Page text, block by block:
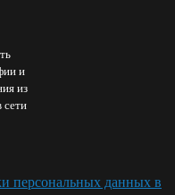
и
из
сети
персональных данных в